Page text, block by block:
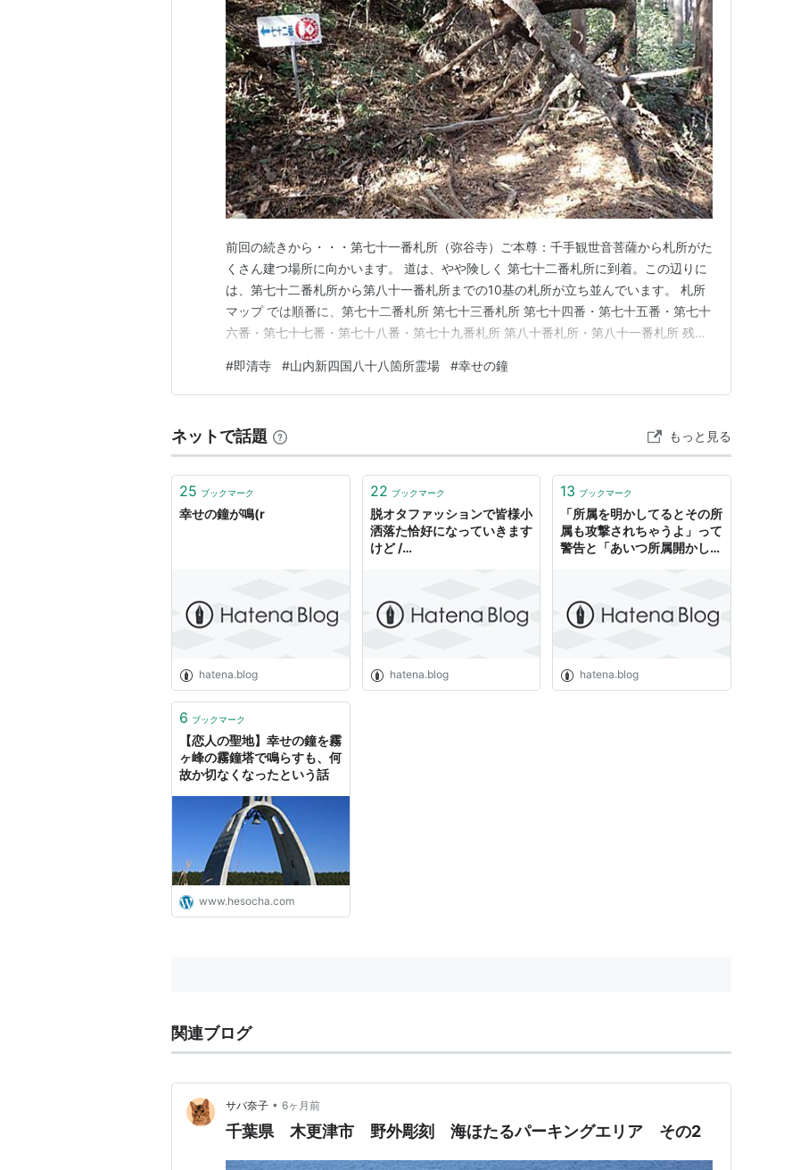
BALLAD ~名もなき恋のうた~
アーティスト:alan
出版社/メーカー:エイベックス・エンタテインメント
発売日:2009/09/02
メディア:CD
クリック: 28回
この商品を含むブログ (4件) を見る
前回の続きから・・・第七十一番札所（弥谷寺）ご本尊：千手観世音菩薩から札所がた
くさん建つ場所に向かいます。 道は、やや険しく 第七十二番札所に到着。この辺りに
は、第七十二番札所から第八十一番札所までの10基の札所が立ち並んでいます。 札所
マップ では順番に、第七十二番札所 第七十三番札所 第七十四番・第七十五番・第七十
六番・第七十七番・第七十八番・第七十九番札所 第八十番札所・第八十一番札所 残
が・・・最大のミステリーがあるのです。札所マップにも書かれてますが、再度書きま
す。三十二番と三十三番の間に、なんと八十二番があるの…
#即清寺 #山内新四国八十八箇所霊場 #幸せの鐘
ネットで話題 もっと見る
25 ブックマーク
幸せの鐘が鳴(r
hatena.blog
22 ブックマーク
脱オタファッションで皆様小
洒落た恰好になっていきます
けど /
hatena.blog
13 ブックマーク
「所属を明かしてるとその所
属も攻撃されちゃうよ」って
警告と「あいつ所属開かして
せの鐘が鳴(r
hatena.blog
6 ブックマーク
【恋人の聖地】幸せの鐘を霧
ヶ峰の霧鐘塔で鳴らすも、何
故か切なくなったという話
www.hesocha.com
関連ブログ
サバ奈子 • 6ヶ月前
千葉県 木更津市 野外彫刻 海ほたるパーキングエリア その2